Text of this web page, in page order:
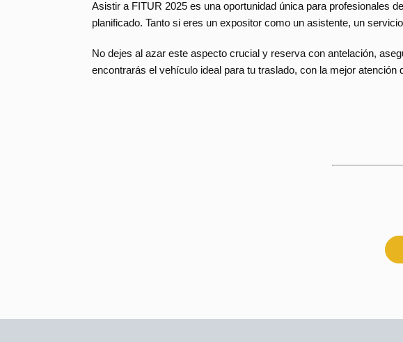
Asistir a FITUR 2025 es una oportunidad única para profesionales
planificado. Tanto si eres un expositor como un asistente, un
No dejes al azar este aspecto crucial y reserva con antelación,
encontrarás el vehículo ideal para tu traslado, con la mejor atención